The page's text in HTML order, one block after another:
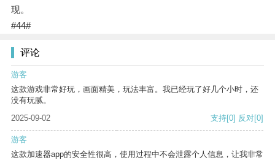
现。
#44#
评论
游客
这款游戏非常好玩，画面精美，玩法丰富。我已经玩了好几个小时，还
没有玩腻。
2025-09-02
支持[0] 反对[0]
游客
这款加速器app的安全性很高，使用过程中不会泄露个人信息，让我非常